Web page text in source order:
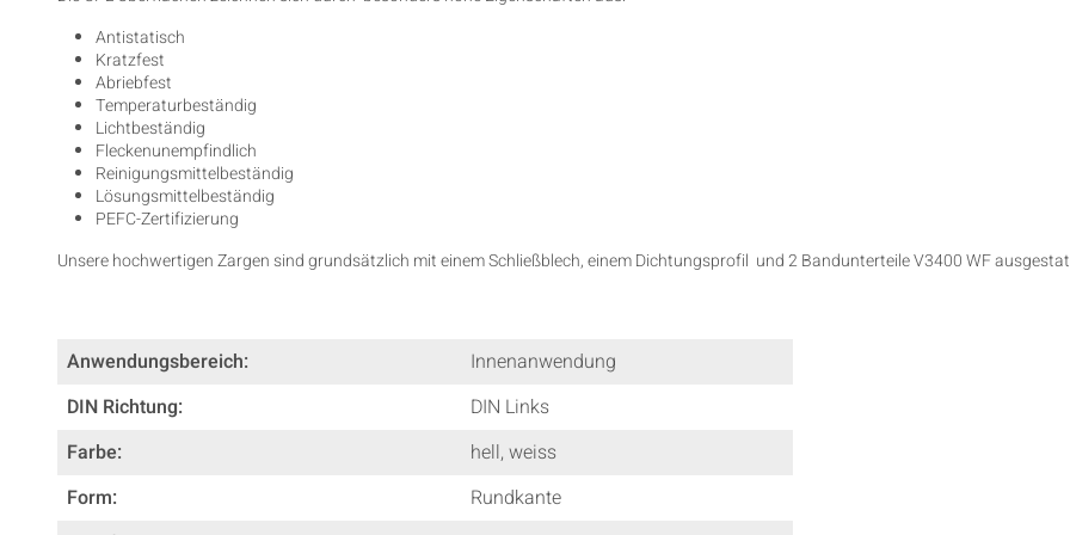
Antistatisch
Kratzfest
Abriebfest
Temperaturbeständig
Lichtbeständig
Fleckenunempfindlich
Reinigungsmittelbeständig
Lösungsmittelbeständig
PEFC-Zertifizierung
Unsere hochwertigen Zargen sind grundsätzlich mit einem Schließblech, einem Dichtungsprofil und 2 Bandunterteile V3400 WF
Anwendungsbereich:
Innenanwendung
DIN Richtung:
DIN Links
Farbe:
hell, weiss
Form:
Rundkante